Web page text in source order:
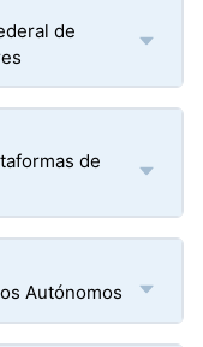
de
de
Autónomos